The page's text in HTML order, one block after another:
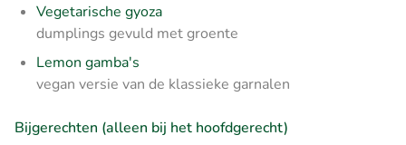
Vegetarische gyoza
dumplings gevuld met groente
Lemon gamba's
vegan versie van de klassieke garnalen
Bijgerechten (alleen bij het hoofdgerecht)